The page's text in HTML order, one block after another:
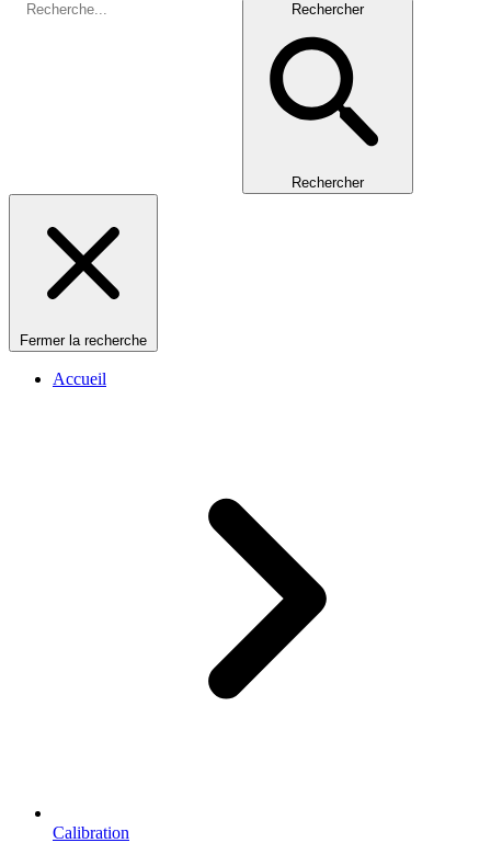
Rechercher
Rechercher
Fermer la recherche
Accueil
Calibration